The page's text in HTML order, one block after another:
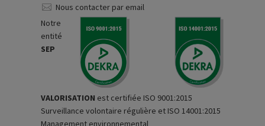
Nous contacter par email
Notre
entité
SEP
VALORISATION est certifiée ISO 9001:2015
Surveillance volontaire régulière et ISO 14001:2015
Management environnemental